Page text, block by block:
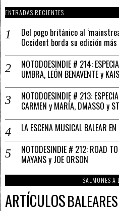
ENTRADAS RECIENTES
Del pogo británico al
Occident borda su edición
NOTODOESINDIE # 214:
UMBRA, LEÓN BENAVENTE y
NOTODOESINDIE # 213:
CARMEN y MARÍA, DMASSO y
LA ESCENA MUSICAL BALEAR
NOTODESINDIE # 212: ROAD
MAYANS y JOE ORSON
SALMONES A
ARTÍCULOSBALEARES